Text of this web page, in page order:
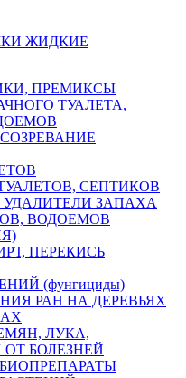
ЖИДКИЕ
ПРЕМИКСЫ
ТУАЛЕТА,
СЕПТИКОВ
ЗАПАХА
ВОДОЕМОВ
ПЕРЕКИСЬ
(фунгициды)
РАН НА ДЕРЕВЬЯХ
ЛУКА,
БОЛЕЗНЕЙ